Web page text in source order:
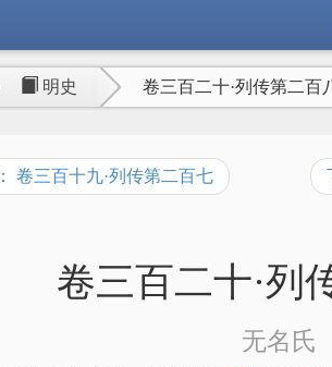
明史 卷三百二十·列传第二百
卷三百十九·列传第二百七
卷三百二十·列
无名氏